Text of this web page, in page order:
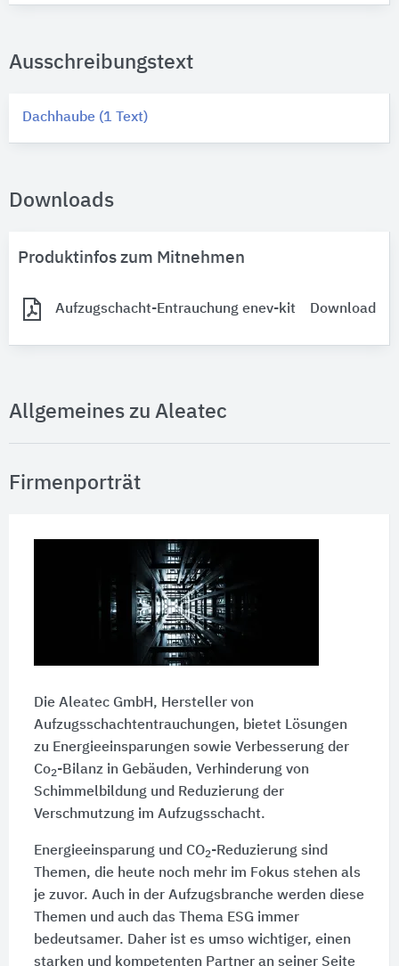
Ausschreibungstext
Dachhaube (1 Text)
Downloads
Produktinfos zum Mitnehmen
Aufzugschacht-Entrauchung enev-kit Download
Allgemeines zu Aleatec
Firmenporträt
Die Aleatec GmbH, Hersteller von
Aufzugsschachtentrauchungen, bietet Lösungen
zu Energieeinsparungen sowie Verbesserung der
Co2-Bilanz in Gebäuden, Verhinderung von
Schimmelbildung und Reduzierung der
Verschmutzung im Aufzugsschacht.
Energieeinsparung und CO2-Reduzierung sind
Themen, die heute noch mehr im Fokus stehen als
je zuvor. Auch in der Aufzugsbranche werden diese
Themen und auch das Thema ESG immer
bedeutsamer. Daher ist es umso wichtiger, einen
starken und kompetenten Partner an seiner Seite